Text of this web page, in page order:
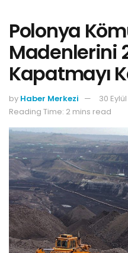
Polonya
Madenlerini
Kapatmayı
by Haber Merkezi
30
Reading Time: 2 mins read